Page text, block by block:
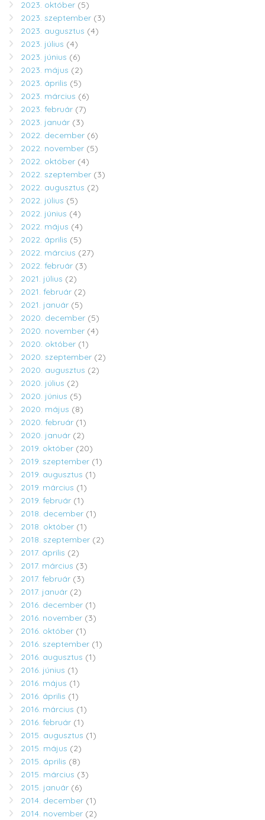
2023. október (5)
2023. szeptember (3)
2023. augusztus (4)
2023. július (4)
2023. június (6)
2023. május (2)
2023. április (5)
2023. március (6)
2023. február (7)
2023. január (3)
2022. december (6)
2022. november (5)
2022. október (4)
2022. szeptember (3)
2022. augusztus (2)
2022. július (5)
2022. június (4)
2022. május (4)
2022. április (5)
2022. március (27)
2022. február (3)
2021. július (2)
2021. február (2)
2021. január (5)
2020. december (5)
2020. november (4)
2020. október (1)
2020. szeptember (2)
2020. augusztus (2)
2020. július (2)
2020. június (5)
2020. május (8)
2020. február (1)
2020. január (2)
2019. október (20)
2019. szeptember (1)
2019. augusztus (1)
2019. március (1)
2019. február (1)
2018. december (1)
2018. október (1)
2018. szeptember (2)
2017. április (2)
2017. március (3)
2017. február (3)
2017. január (2)
2016. december (1)
2016. november (3)
2016. október (1)
2016. szeptember (1)
2016. augusztus (1)
2016. június (1)
2016. május (1)
2016. április (1)
2016. március (1)
2016. február (1)
2015. augusztus (1)
2015. május (2)
2015. április (8)
2015. március (3)
2015. január (6)
2014. december (1)
2014. november (2)